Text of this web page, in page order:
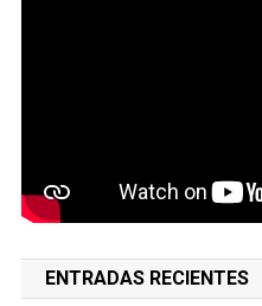
ENTRADAS RECIENTES